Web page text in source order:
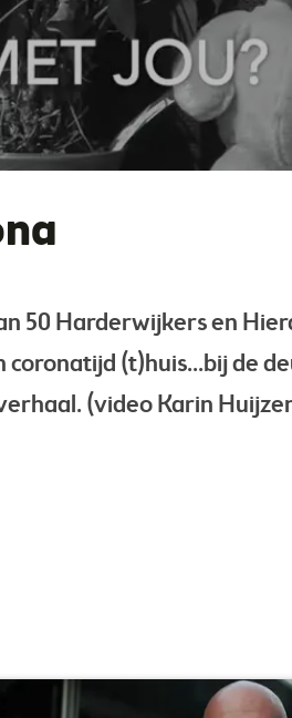
50 Harderwijkers en
(t)huis...bij de
(video Karin